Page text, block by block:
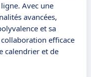
Avec une
avancées,
et sa
efficace
calendrier et de